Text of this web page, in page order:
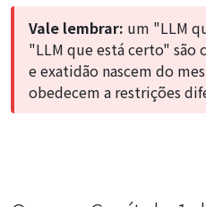
Vale lembrar: um "LLM
"LLM que está certo" são
e exatidão nascem do
obedecem a restrições